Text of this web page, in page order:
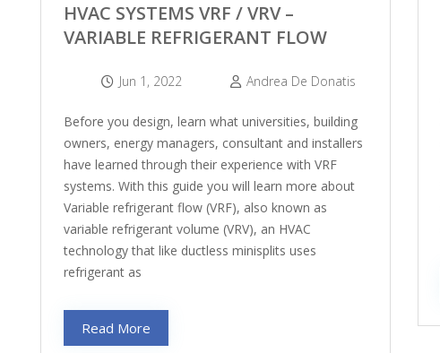
HVAC SYSTEMS VRF / VRV –
VARIABLE REFRIGERANT FLOW
Jun 1, 2022 Andrea De Donatis
Before you design, learn what universities, building
owners, energy managers, consultant and installers
have learned through their experience with VRF
systems. With this guide you will learn more about
Variable refrigerant flow (VRF), also known as
variable refrigerant volume (VRV), an HVAC
technology that like ductless minisplits uses
refrigerant as
Read More